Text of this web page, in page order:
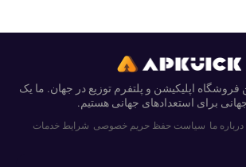
اپلیکیشن و پلتفرم توزیع در جهان. ما یک
برای استعدادهای جهانی هستیم.
درباره ما سیاست حفظ حریم خصوصی شرایط خدمات